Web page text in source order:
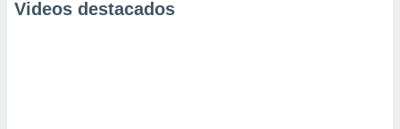
Videos destacados